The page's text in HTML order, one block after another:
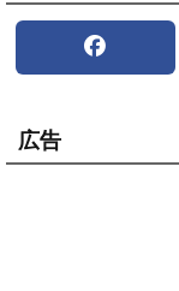
広告